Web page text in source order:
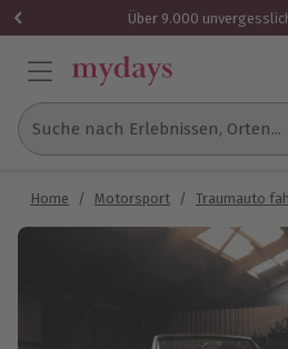
Über 9.000
Suche nach Erlebnissen, Orten...
Home / Motorsport / Traumauto